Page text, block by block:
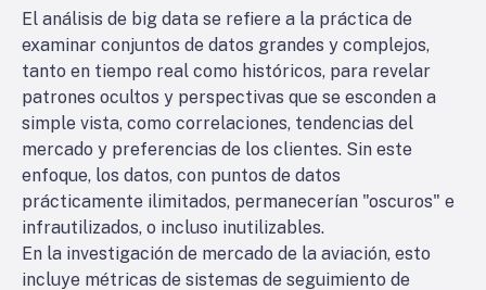
El análisis de big data se refiere a la práctica de
examinar conjuntos de datos grandes y complejos,
tanto en tiempo real como históricos, para revelar
patrones ocultos y perspectivas que se esconden a
simple vista, como correlaciones, tendencias del
mercado y preferencias de los clientes. Sin este
enfoque, los datos, con puntos de datos
prácticamente ilimitados, permanecerían "oscuros" e
infrautilizados, o incluso inutilizables.
En la investigación de mercado de la aviación, esto
incluye métricas de sistemas de seguimiento de